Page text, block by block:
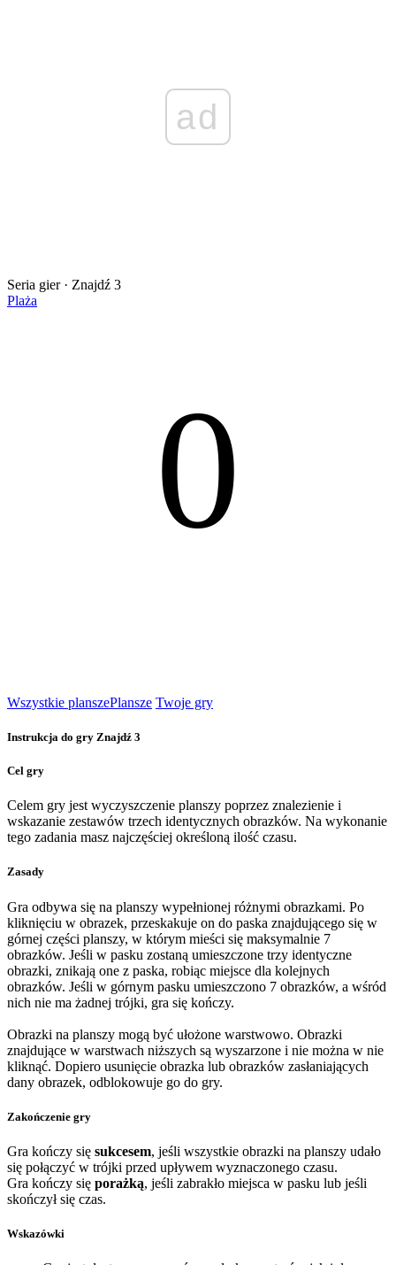
ad
Seria gier · Znajdź 3
Plaża
0
Wszystkie planszePlansze Twoje gry
Instrukcja do gry Znajdź 3
Cel gry
Celem gry jest wyczyszczenie planszy poprzez znalezienie i
wskazanie zestawów trzech identycznych obrazków. Na wykonanie
tego zadania masz najczęściej określoną ilość czasu.
Zasady
Gra odbywa się na planszy wypełnionej różnymi obrazkami. Po
kliknięciu w obrazek, przeskakuje on do paska znajdującego się w
górnej części planszy, w którym mieści się maksymalnie 7
obrazków. Jeśli w pasku zostaną umieszczone trzy identyczne
obrazki, znikają one z paska, robiąc miejsce dla kolejnych
obrazków. Jeśli w górnym pasku umieszczono 7 obrazków, a wśród
nich nie ma żadnej trójki, gra się kończy.
Obrazki na planszy mogą być ułożone warstwowo. Obrazki
znajdujące w warstwach niższych są wyszarzone i nie można w nie
kliknąć. Dopiero usunięcie obrazka lub obrazków zasłaniających
dany obrazek, odblokowuje go do gry.
Zakończenie gry
Gra kończy się sukcesem, jeśli wszystkie obrazki na planszy udało
się połączyć w trójki przed upływem wyznaczonego czasu.
Gra kończy się porażką, jeśli zabrakło miejsca w pasku lub jeśli
skończył się czas.
Wskazówki